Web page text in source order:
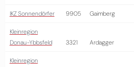
IKZ Sonnendörfer 9905 Gaimberg
Kleinregion
Donau-Ybbsfeld
3321 Ardagger
Kleinregion